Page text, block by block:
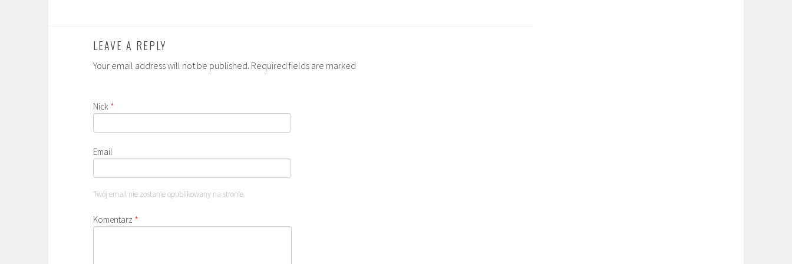
LEAVE A REPLY
Your email address will not be published. Required fields are marked
Nick *
Email
Twój email nie zostanie opublikowany na stronie.
Komentarz *